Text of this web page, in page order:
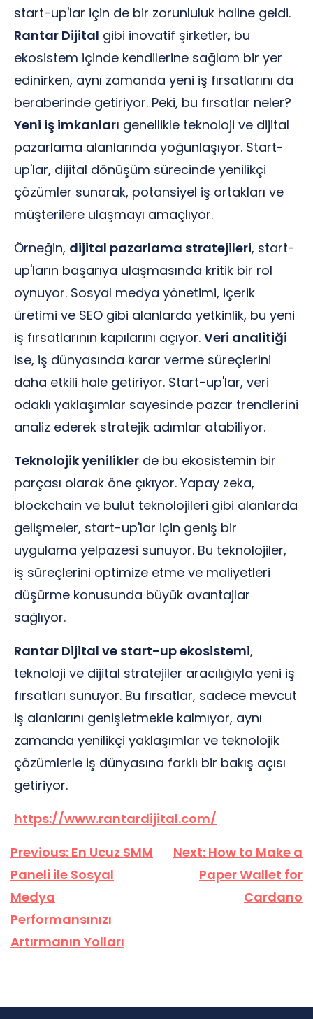
start-up'lar için de bir zorunluluk haline geldi.
Rantar Dijital gibi inovatif şirketler, bu
ekosistem içinde kendilerine sağlam bir yer
edinirken, aynı zamanda yeni iş fırsatlarını da
beraberinde getiriyor. Peki, bu fırsatlar neler?
Yeni iş imkanları genellikle teknoloji ve dijital
pazarlama alanlarında yoğunlaşıyor. Start-
up'lar, dijital dönüşüm sürecinde yenilikçi
çözümler sunarak, potansiyel iş ortakları ve
müşterilere ulaşmayı amaçlıyor.
Örneğin, dijital pazarlama stratejileri, start-
up'ların başarıya ulaşmasında kritik bir rol
oynuyor. Sosyal medya yönetimi, içerik
üretimi ve SEO gibi alanlarda yetkinlik, bu yeni
iş fırsatlarının kapılarını açıyor. Veri analitiği
ise, iş dünyasında karar verme süreçlerini
daha etkili hale getiriyor. Start-up'lar, veri
odaklı yaklaşımlar sayesinde pazar trendlerini
analiz ederek stratejik adımlar atabiliyor.
Teknolojik yenilikler de bu ekosistemin bir
parçası olarak öne çıkıyor. Yapay zeka,
blockchain ve bulut teknolojileri gibi alanlarda
gelişmeler, start-up'lar için geniş bir
uygulama yelpazesi sunuyor. Bu teknolojiler,
iş süreçlerini optimize etme ve maliyetleri
düşürme konusunda büyük avantajlar
sağlıyor.
Rantar Dijital ve start-up ekosistemi,
teknoloji ve dijital stratejiler aracılığıyla yeni iş
fırsatları sunuyor. Bu fırsatlar, sadece mevcut
iş alanlarını genişletmekle kalmıyor, aynı
zamanda yenilikçi yaklaşımlar ve teknolojik
çözümlerle iş dünyasına farklı bir bakış açısı
getiriyor.
https://www.rantardijital.com/
Yazı
gezinmesi
Previous: En Ucuz SMM
Paneli ile Sosyal
Medya
Performansınızı
Artırmanın Yolları
Next: How to Make a
Paper Wallet for
Cardano